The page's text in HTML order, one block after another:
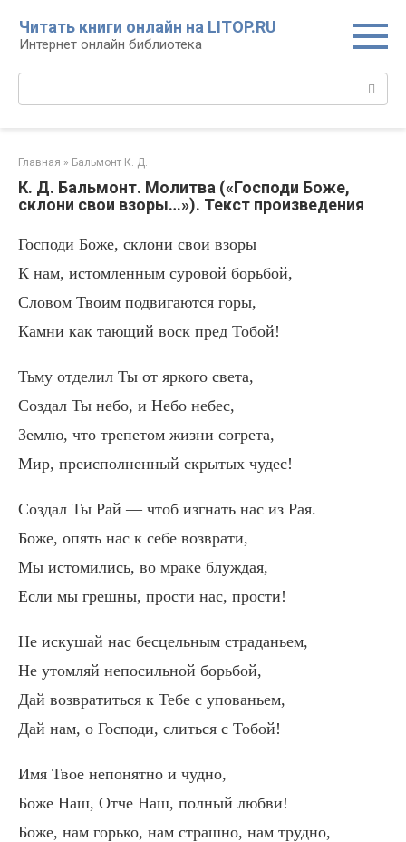
контенту
Читать книги онлайн на LITOP.RU
Интернет онлайн библиотека
Главная » Бальмонт К. Д.
К. Д. Бальмонт. Молитва («Господи Боже,
склони свои взоры…»). Текст произведения
Господи Боже, склони свои взоры
К нам, истомленным суровой борьбой,
Словом Твоим подвигаются горы,
Камни как тающий воск пред Тобой!
Тьму отделил Ты от яркого света,
Создал Ты небо, и Небо небес,
Землю, что трепетом жизни согрета,
Мир, преисполненный скрытых чудес!
Создал Ты Рай — чтоб изгнать нас из Рая.
Боже, опять нас к себе возврати,
Мы истомились, во мраке блуждая,
Если мы грешны, прости нас, прости!
Не искушай нас бесцельным страданьем,
Не утомляй непосильной борьбой,
Дай возвратиться к Тебе с упованьем,
Дай нам, о Господи, слиться с Тобой!
Имя Твое непонятно и чудно,
Боже Наш, Отче Наш, полный любви!
Боже, нам горько, нам страшно, нам трудно,